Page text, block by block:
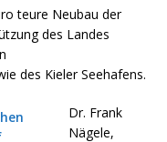
teure Neubau der
des Landes
des Kieler Seehafens.
Dr. Frank
Nägele,